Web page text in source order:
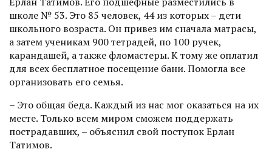
школе № 53. Это 85 человек, 44 из которых – дети
школьного возраста. Он привез им сначала матрасы,
а затем ученикам 900 тетрадей, по 100 ручек,
карандашей, а также фломастеры. К тому же оплатил
для всех бесплатное посещение бани. Помогла все
организовать его семья.
– Это общая беда. Каждый из нас мог оказаться на их
месте. Только всем миром сможем поддержать
пострадавших, – объяснил свой поступок Ерлан
Татимов.